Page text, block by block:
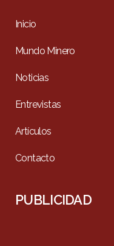
Inicio
Mundo Minero
Noticias
Entrevistas
Artículos
Contacto
PUBLICIDAD